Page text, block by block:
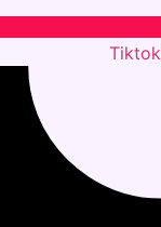
Tiktok